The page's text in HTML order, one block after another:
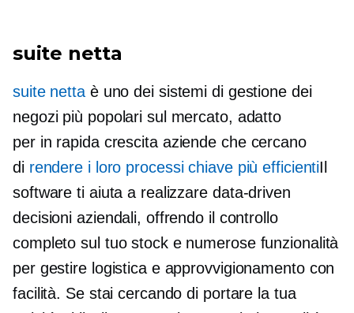
suite netta
suite nettaè uno dei sistemi di gestione dei
negozi più popolari sul mercato, adatto
per in rapida crescitaaziende che cercano
di rendere i loro processi chiave più efficientiIl
software ti aiuta a realizzare data-driven
decisioni aziendali, offrendo il controllo
completo sul tuo stock e numerose funzionalità
per gestire logistica e approvvigionamento con
facilità. Se stai cercando di portare la tua